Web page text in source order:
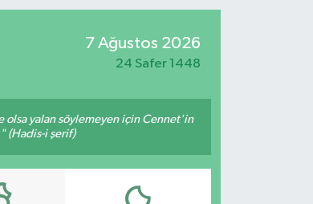
7 Ağustos 2026
24 Safer 1448
olsa yalan söylemeyen için Cennet'in
(Hadis-i şerif)